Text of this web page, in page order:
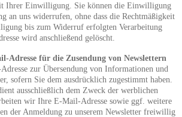
Ihrer Einwilligung. Sie können die Einwilligung
an uns widerrufen, ohne dass die Rechtmäßigkeit
bis zum Widerruf erfolgten Verarbeitung
wird anschließend gelöscht.
Adresse für die Zusendung von Newslettern
zur Übersendung von Informationen und
sofern Sie dem ausdrücklich zugestimmt haben.
ausschließlich dem Zweck der werblichen
wir Ihre E-Mail-Adresse sowie ggf. weitere
der Anmeldung zu unserem Newsletter freiwillig